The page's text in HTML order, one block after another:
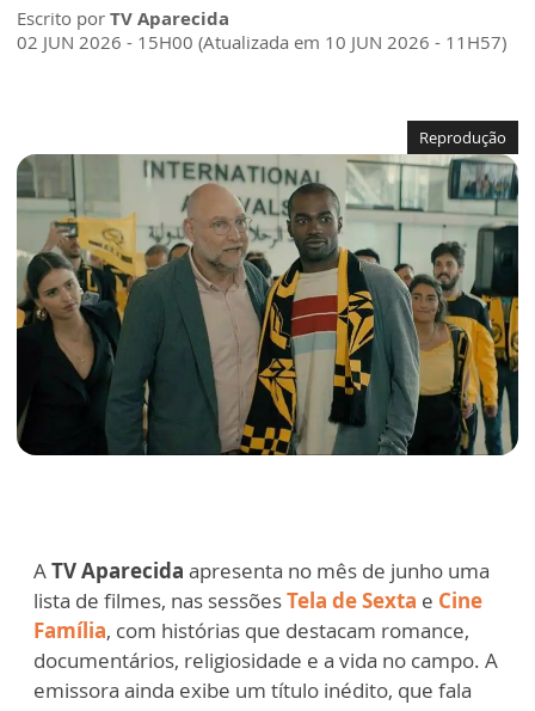
Escrito por TV Aparecida
02 JUN 2026 - 15H00 (Atualizada em 10 JUN 2026 - 11H57)
Reprodução
ATV Aparecida apresenta no mês de junho uma
lista de filmes, nas sessõesTela de Sexta e Cine
Família, com histórias que destacam romance,
documentários, religiosidade e a vida no campo. A
emissora ainda exibe um título inédito, que fala